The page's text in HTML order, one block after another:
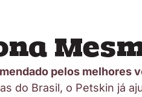
pelos melhores
do Brasil, o Petskin já